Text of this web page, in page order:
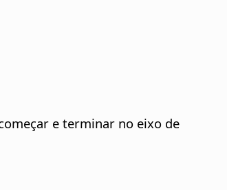
e terminar no eixo de